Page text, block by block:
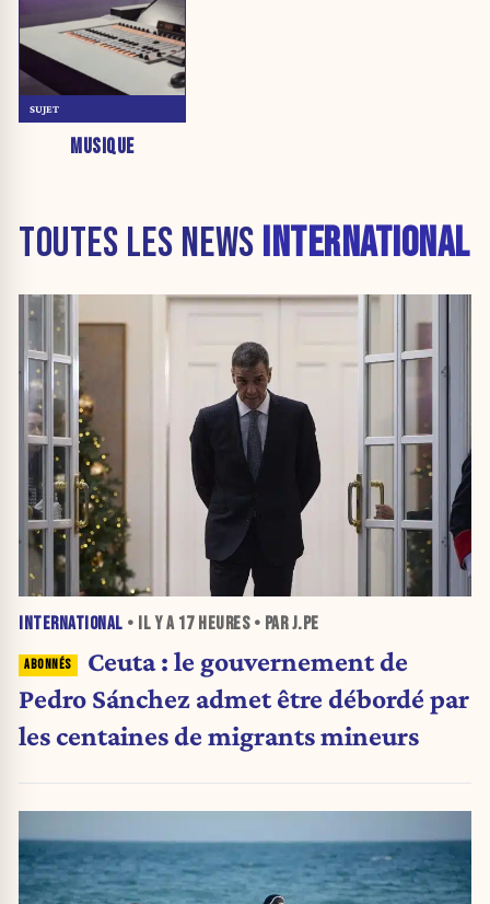
MUSIQUE
SUJET
TOUTES LES NEWS INTERNATIONAL
INTERNATIONAL • IL Y A 17 HEURES• PAR J.PE
Ceuta : le gouvernement de
Pedro Sánchez admet être débordé par
les centaines de migrants mineurs